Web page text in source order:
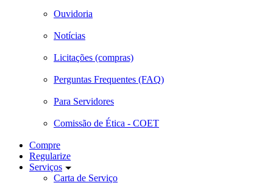
Ouvidoria
Notícias
Licitações (compras)
Perguntas Frequentes (FAQ)
Para Servidores
Comissão de Ética - COET
Compre
Regularize
Serviços
Carta de Serviço